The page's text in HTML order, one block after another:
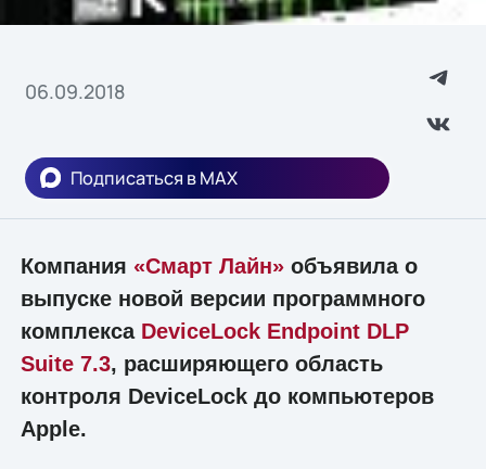
06.09.2018
Подписаться в MAX
Компания «Смарт Лайн»объявила о
выпуске новой версии программного
комплекса DeviceLock Endpoint DLP
Suite 7.3, расширяющего область
контроля DeviceLock до компьютеров
Apple.